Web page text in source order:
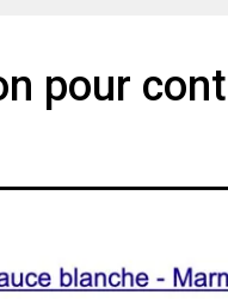
IA doit sortir des
pour